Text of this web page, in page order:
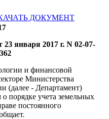
ДОКУМЕНТ
января 2017 г. N 02-07-
и финансовой
Министерства
(далее - Департамент)
порядке учета земельных
постоянного